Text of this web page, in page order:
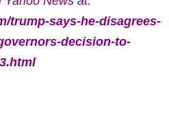
trump-says-he-disagrees-
decision-to-